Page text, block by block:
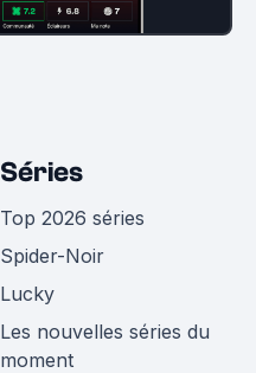
Séries
Top 2026 séries
Spider-Noir
Lucky
Les nouvelles séries du
moment